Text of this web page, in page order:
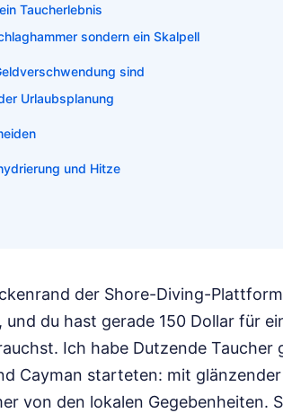
Taucherlebnis
sondern ein Skalpell
sind
Urlaubsplanung
und Hitze
der Shore-Diving-
du hast gerade 150 Dollar für
Ich habe Dutzende Taucher
Cayman starteten: mit
von den lokalen Gegebenheiten.